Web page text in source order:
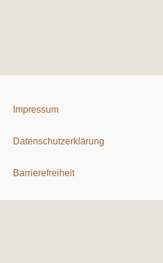
Impressum
Datenschutzerklärung
Barrierefreiheit